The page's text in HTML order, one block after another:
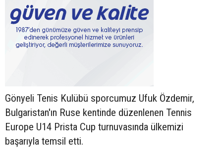
Gönyeli Tenis Kulübü sporcumuz Ufuk Özdemir,
Bulgaristan'ın Ruse kentinde düzenlenen Tennis
Europe U14 Prista Cup turnuvasında ülkemizi
başarıyla temsil etti.